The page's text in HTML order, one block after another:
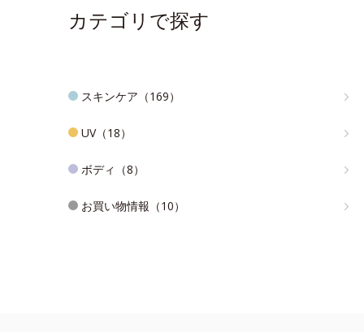
カテゴリで探す
スキンケア（169）
UV（18）
ボディ（8）
お買い物情報（10）